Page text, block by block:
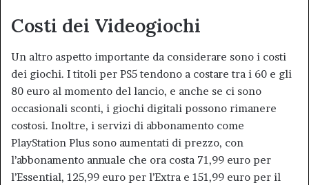
Costi dei Videogiochi
Un altro aspetto importante da considerare sono i costi
dei giochi. I titoli per PS5 tendono a costare tra i 60 e gli
80 euro al momento del lancio, e anche se ci sono
occasionali sconti, i giochi digitali possono rimanere
costosi. Inoltre, i servizi di abbonamento come
PlayStation Plus sono aumentati di prezzo, con
l’abbonamento annuale che ora costa 71,99 euro per
l’Essential, 125,99 euro per l’Extra e 151,99 euro per il